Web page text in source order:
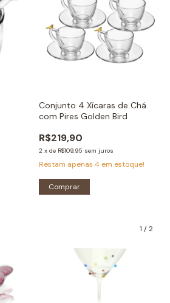
Conjunto 4 Xícaras de Chá
com Pires Golden Bird
R$219,90
2 x de R$109,95 sem juros
Restam apenas 4 em estoque!
Comprar
1 /2